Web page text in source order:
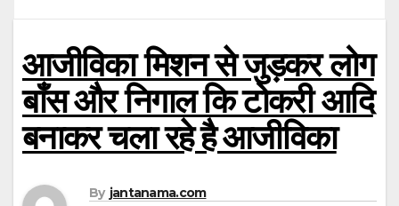
आजीविका मिशन से जुड़कर लोग
बाँस और निगाल कि टोकरी आदि
बनाकर चला रहे है आजीविका
By jantanama.com